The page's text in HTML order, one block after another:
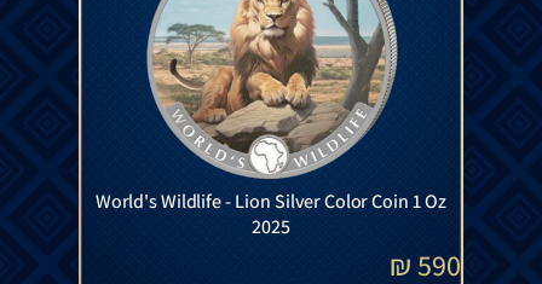
World's Wildlife - Lion Silver Color Coin 1 Oz
2025
590
₪